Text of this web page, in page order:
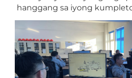
hanggang sa iyong